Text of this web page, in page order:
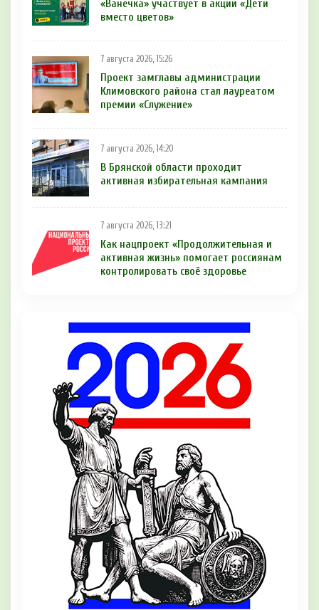
«Ванечка» участвует в акции «Дети
вместо цветов»
7 августа 2026, 15:26
Проект замглавы администрации
Климовского района стал лауреатом
премии «Служение»
7 августа 2026, 14:20
В Брянской области проходит
активная избирательная кампания
7 августа 2026, 13:21
Как нацпроект «Продолжительная и
активная жизнь» помогает россиянам
контролировать своё здоровье